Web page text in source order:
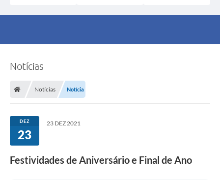
Notícias
Notícias Notícia
DEZ
23
23 DEZ 2021
Festividades de Aniversário e Final de Ano